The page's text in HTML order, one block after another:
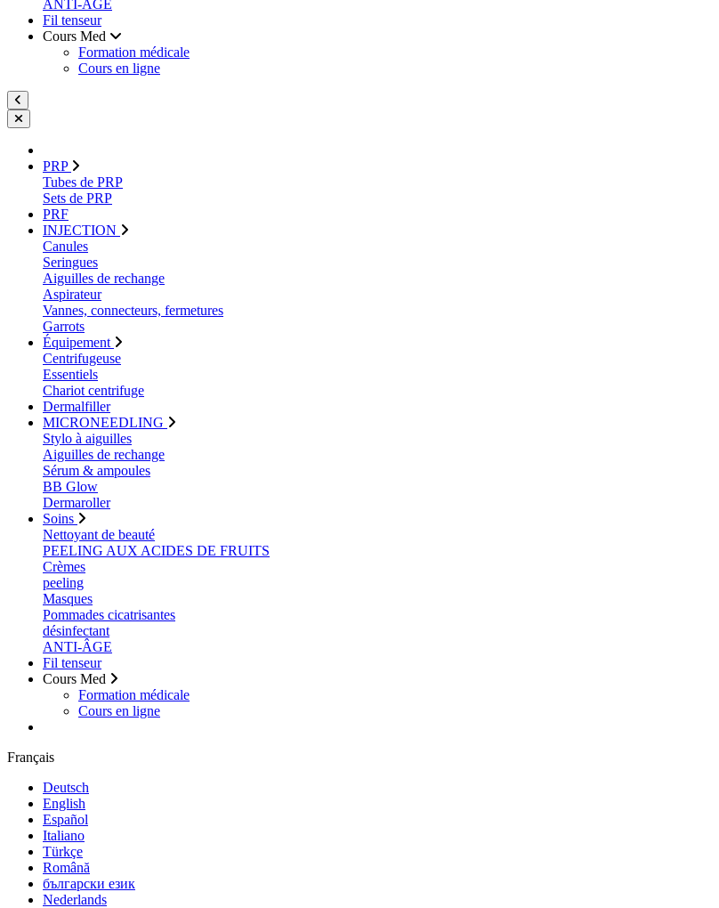
ANTI-ÂGE
Fil tenseur
Cours Med
Formation médicale
Cours en ligne
PRP
Tubes de PRP
Sets de PRP
PRF
INJECTION
Canules
Seringues
Aiguilles de rechange
Aspirateur
Vannes, connecteurs, fermetures
Garrots
Équipement
Centrifugeuse
Essentiels
Chariot centrifuge
Dermalfiller
MICRONEEDLING
Stylo à aiguilles
Aiguilles de rechange
Sérum & ampoules
BB Glow
Dermaroller
Soins
Nettoyant de beauté
PEELING AUX ACIDES DE FRUITS
Crèmes
peeling
Masques
Pommades cicatrisantes
désinfectant
ANTI-ÂGE
Fil tenseur
Cours Med
Formation médicale
Cours en ligne
Français
Deutsch
English
Español
Italiano
Türkçe
Română
български език
Nederlands